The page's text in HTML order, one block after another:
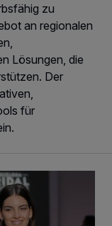
zu
an regionalen
Lösungen, die
Der
für